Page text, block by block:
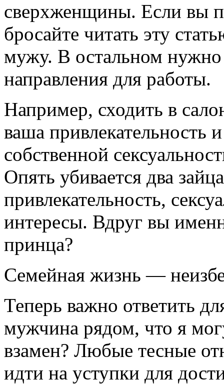
сверхженщины. Если вы
бросайте читать эту
мужу. В остальном нужно
направления для работы.
Например, сходить в
ваша привлекательность
собственной
Опять убивается два
привлекательность,
интересы. Вдруг вы
принца?
Семейная жизнь —
Теперь важно ответить
мужчина рядом, что я
взамен? Любые тесные
идти на уступки для